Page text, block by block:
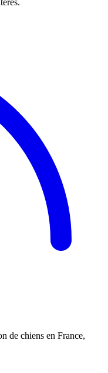
de chiens en France,